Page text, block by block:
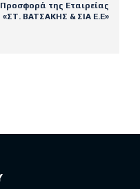
Προσφορά της Εταιρείας
«ΣΤ. ΒΑΤΣΑΚΗΣ & ΣΙΑ Ε.Ε»